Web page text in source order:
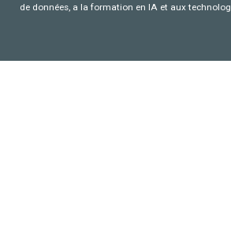
de données, a la formation en IA et aux